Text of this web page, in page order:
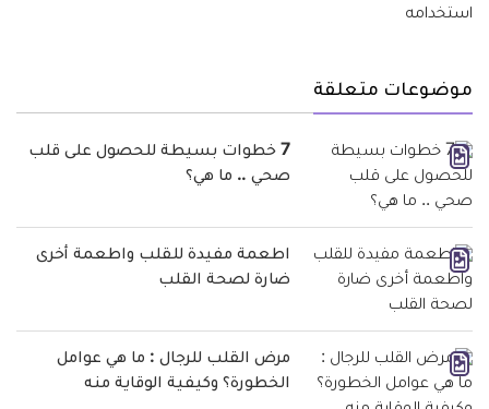
موضوعات متعلقة
7 خطوات بسيطة للحصول على قلب
صحي .. ما هي؟
اطعمة مفيدة للقلب واطعمة أخرى
ضارة لصحة القلب
مرض القلب للرجال : ما هي عوامل
الخطورة؟ وكيفية الوقاية منه